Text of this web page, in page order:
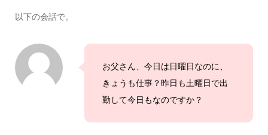
以下の会話で。
お父さん、今日は日曜日なのに、
きょうも仕事？昨日も土曜日で出
勤して今日もなのですか？